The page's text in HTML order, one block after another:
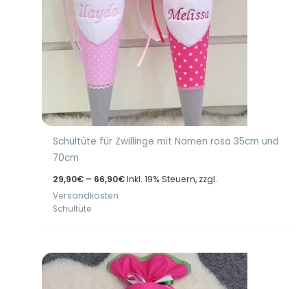
Schultüte für Zwillinge mit Namen rosa 35cm und
70cm
29,90€ – 66,90€Preisspanne:
Inkl. 19% Steuern, zzgl.
Versandkosten
Schultüte